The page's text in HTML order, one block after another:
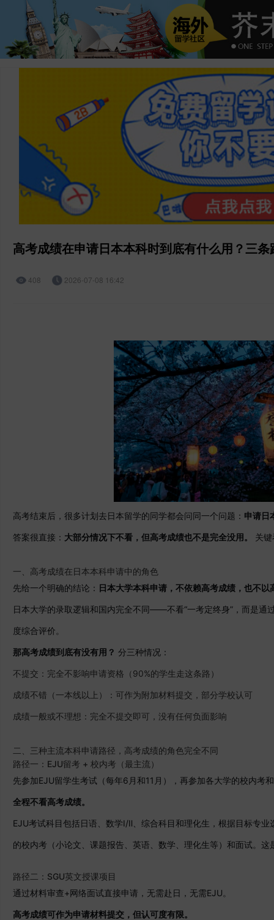
高考成绩在申请日本本科时到底有什么用？三
408 2026-07-08 16:42
高考结束后，很多计划去日本留学的同学都会问同一个问题： 申请日
答案很直接： 大部分情况下不看，但高考成绩也不是完全没用。 关
一、高考成绩在日本本科申请中的角色
先给一个明确的结论： 日本大学本科申请，不依赖高考成绩，也不
日本大学的录取逻辑和国内完全不同——不看“一考定终身”，而是通
度综合评价。
那高考成绩到底有没有用？ 分三种情况：
不提交：完全不影响申请资格（90%的学生走这条路）
成绩不错（一本线以上）：可作为附加材料提交，部分学校认可
成绩一般或不理想：完全不提交即可，没有任何负面影响
二、三种主流本科申请路径，高考成绩的角色完全不同
路径一：EJU留考 + 校内考（最主流）
先参加EJU留学生考试（每年6月和11月），再参加各大学的校内考
全程不看高考成绩。
EJU考试科目包括日语、数学Ⅰ/Ⅱ、综合科目和理化生，根据目标专
的校内考（小论文、课题报告、英语、数学、理化生等）和面试。这
路径二：SGU英文授课项目
通过材料审查+网络面试直接申请，无需赴日，无需EJU。
高考成绩可作为申请材料提交，但认可度有限。